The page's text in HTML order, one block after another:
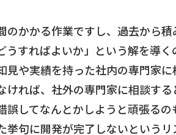
のかかる作業ですし、過去から
うすればよいか」という解を導く
見や実績を持った社内の専門家
ければ、社外の専門家に相談す
誤してなんとかしようと頑張る
挙句に開発が完了しないという